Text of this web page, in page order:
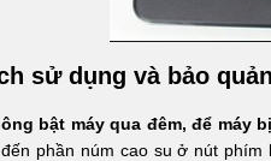
sử dụng và bảo
bật máy qua đêm, để máy
phần núm cao su ở nút phím